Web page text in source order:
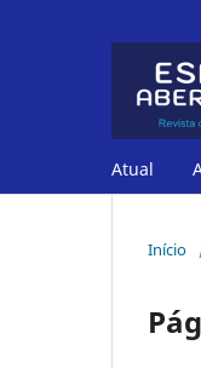
Atual
Início